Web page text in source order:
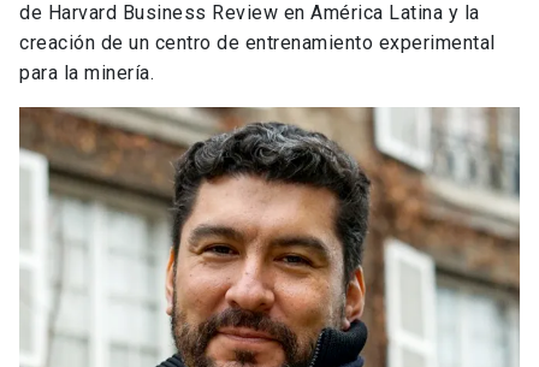
de Harvard Business Review en América Latina y la
creación de un centro de entrenamiento experimental
para la minería.